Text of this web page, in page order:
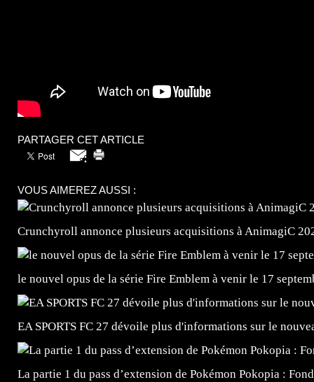
PARTAGER CET ARTICLE
VOUS AIMEREZ AUSSI :
Crunchyroll annonce plusieurs acquisitions à AnimagiC
le nouvel opus de la série Fire Emblem à venir le 17
EA SPORTS FC 27 dévoile plus d'informations sur le
La partie 1 du pass d’extension de Pokémon Pokopia :